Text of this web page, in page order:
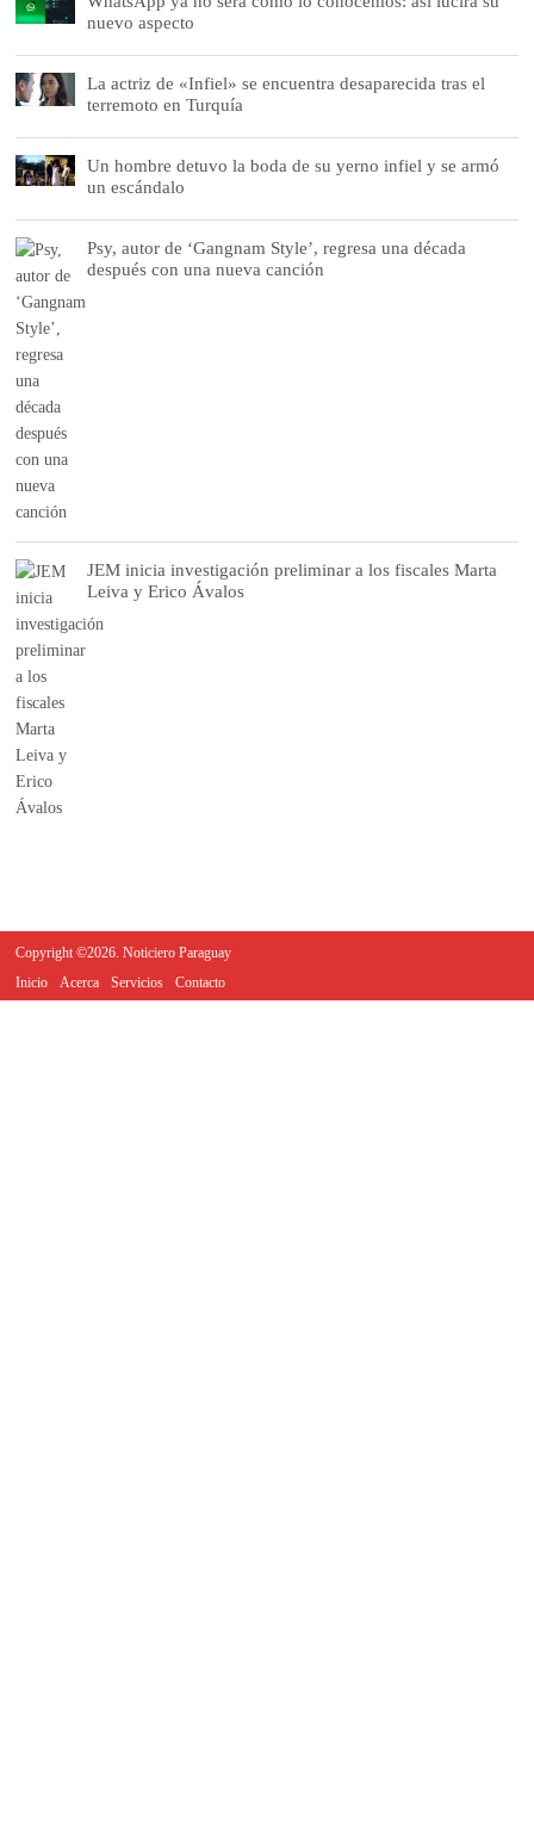
nuevo aspecto
La actriz de «Infiel» se encuentra desaparecida tras el
terremoto en Turquía
Un hombre detuvo la boda de su yerno infiel y se armó
un escándalo
Psy, autor de ‘Gangnam Style’, regresa una década
después con una nueva canción
JEM inicia investigación preliminar a los fiscales Marta
Leiva y Erico Ávalos
Copyright ©2026. Noticiero Paraguay
Inicio
Acerca Servicios Contacto